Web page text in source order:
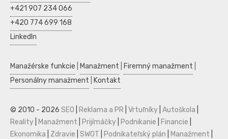
+421 907 234 066
+420 774 699 168
LinkedIn
Manažérske funkcie Manažment Firemný manažment
Personálny manažment
Kontakt
© 2010 - 2026 SEO Reklama a PR Vrtuľníky Autoškola
Reality
Manažment Prijímáčky Podnikanie Financie
Ekonomika
Zdravie SWOT Podnikateľský plán Manažment